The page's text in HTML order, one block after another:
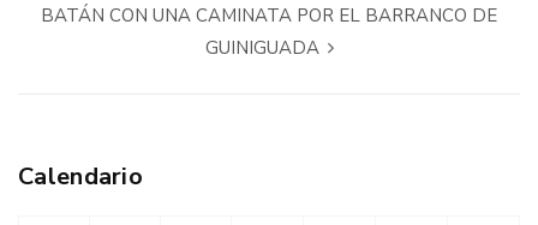
BATÁN CON UNA CAMINATA POR EL BARRANCO DE
GUINIGUADA
Calendario